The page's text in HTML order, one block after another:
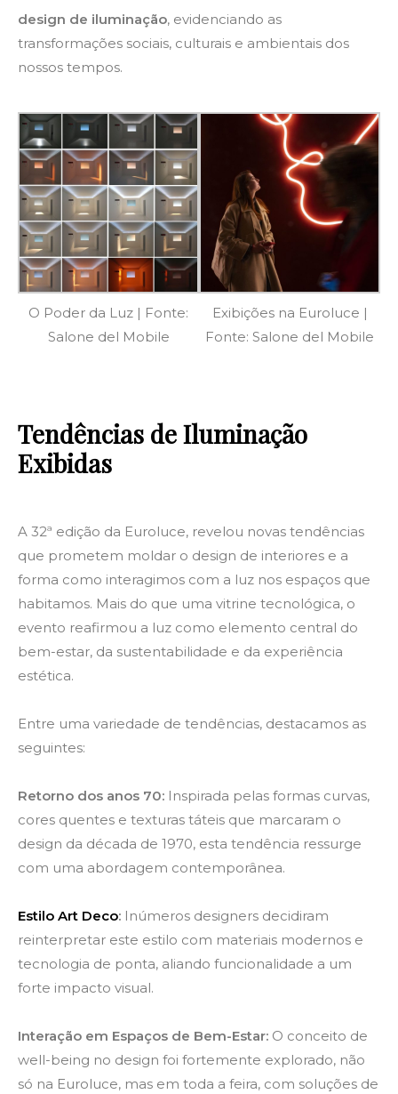
design de iluminação, evidenciando as
transformações sociais, culturais e ambientais dos
nossos tempos.
O Poder da Luz | Fonte:
Salone del Mobile
Exibições na Euroluce |
Fonte: Salone del Mobile
Tendências de Iluminação
Exibidas
A 32ª edição da Euroluce, revelou novas tendências
que prometem moldar o design de interiores e a
forma como interagimos com a luz nos espaços que
habitamos. Mais do que uma vitrine tecnológica, o
evento reafirmou a luz como elemento central do
bem-estar, da sustentabilidade e da experiência
estética.
Entre uma variedade de tendências, destacamos as
seguintes:
Retorno dos anos 70: Inspirada pelas formas curvas,
cores quentes e texturas táteis que marcaram o
design da década de 1970, esta tendência ressurge
com uma abordagem contemporânea.
Estilo Art Deco: Inúmeros designers decidiram
reinterpretar este estilo com materiais modernos e
tecnologia de ponta, aliando funcionalidade a um
forte impacto visual.
Interação em Espaços de Bem-Estar: O conceito de
well-being no design foi fortemente explorado, não
só na Euroluce, mas em toda a feira, com soluções de